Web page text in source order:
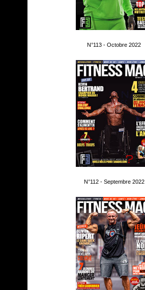
N°113 - Octobre 2022
N°112 - Septembre 2022